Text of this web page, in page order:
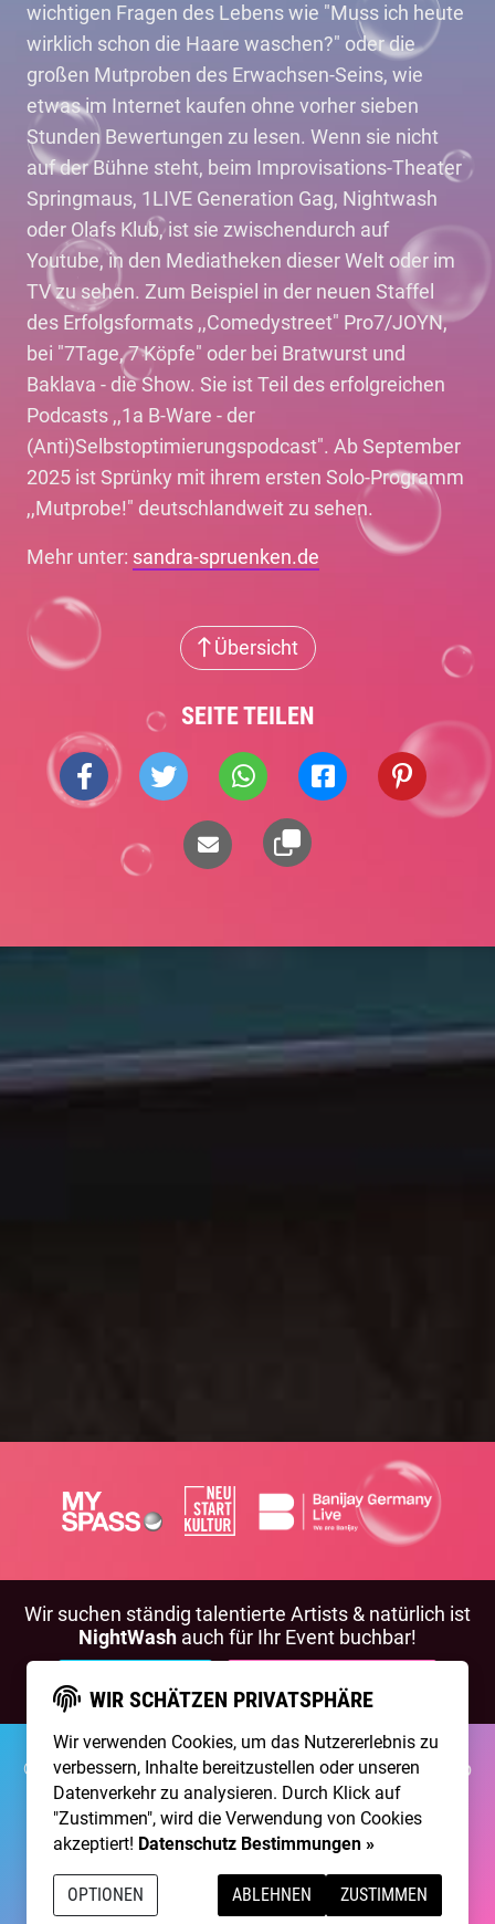
wichtigen Fragen des Lebens wie "Muss ich heute
wirklich schon die Haare waschen?" oder die
großen Mutproben des Erwachsen-Seins, wie
etwas im Internet kaufen ohne vorher sieben
Stunden Bewertungen zu lesen. Wenn sie nicht
auf der Bühne steht, beim Improvisations-Theater
Springmaus, 1LIVE Generation Gag, Nightwash
oder Olafs Klub, ist sie zwischendurch auf
Youtube, in den Mediatheken dieser Welt oder im
TV zu sehen. Zum Beispiel in der neuen Staffel
des Erfolgsformats ,,Comedystreet" Pro7/JOYN,
bei "7Tage, 7 Köpfe" oder bei Bratwurst und
Baklava - die Show. Sie ist Teil des erfolgreichen
Podcasts ,,1a B-Ware - der
(Anti)Selbstoptimierungspodcast". Ab September
2025 ist Sprünky mit ihrem ersten Solo-Programm
,,Mutprobe!" deutschlandweit zu sehen.
Mehr unter: sandra-spruenken.de
Übersicht
SEITE TEILEN
Wir suchen ständig talentierte Artists & natürlich ist
NightWash auch für Ihr Event buchbar!
©2026 Brainpool LiveÜber UnsKontaktMembership
ImpressumDatenschutz
Erstellt mit von 300 Design
Betrieben mit Care CMSand grüner IT
WIR SCHÄTZEN PRIVATSPHÄRE
Wir verwenden Cookies, um das Nutzererlebnis zu
verbessern, Inhalte bereitzustellen oder unseren
Datenverkehr zu analysieren. Durch Klick auf
"Zustimmen", wird die Verwendung von Cookies
akzeptiert! Datenschutz Bestimmungen »
OPTIONEN ABLEHNEN ZUSTIMMEN